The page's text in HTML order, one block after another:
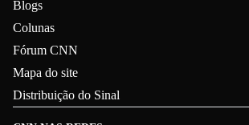
Blogs
Colunas
Fórum CNN
Mapa do site
Distribuição do Sinal